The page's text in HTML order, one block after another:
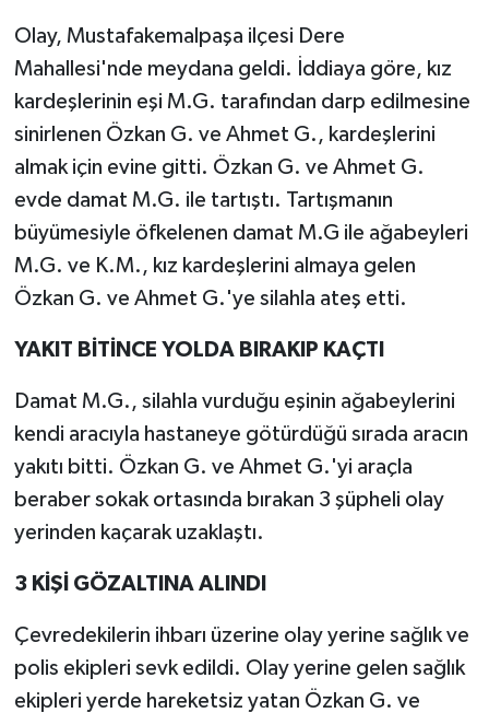
Olay, Mustafakemalpaşa ilçesi Dere
Mahallesi'nde meydana geldi. İddiaya göre, kız
kardeşlerinin eşi M.G. tarafından darp edilmesine
sinirlenen Özkan G. ve Ahmet G., kardeşlerini
almak için evine gitti. Özkan G. ve Ahmet G.
evde damat M.G. ile tartıştı. Tartışmanın
büyümesiyle öfkelenen damat M.G ile ağabeyleri
M.G. ve K.M., kız kardeşlerini almaya gelen
Özkan G. ve Ahmet G.'ye silahla ateş etti.
YAKIT BİTİNCE YOLDA BIRAKIP KAÇTI
Damat M.G., silahla vurduğu eşinin ağabeylerini
kendi aracıyla hastaneye götürdüğü sırada aracın
yakıtı bitti. Özkan G. ve Ahmet G.'yi araçla
beraber sokak ortasında bırakan 3 şüpheli olay
yerinden kaçarak uzaklaştı.
3 KİŞİ GÖZALTINA ALINDI
Çevredekilerin ihbarı üzerine olay yerine sağlık ve
polis ekipleri sevk edildi. Olay yerine gelen sağlık
ekipleri yerde hareketsiz yatan Özkan G. ve